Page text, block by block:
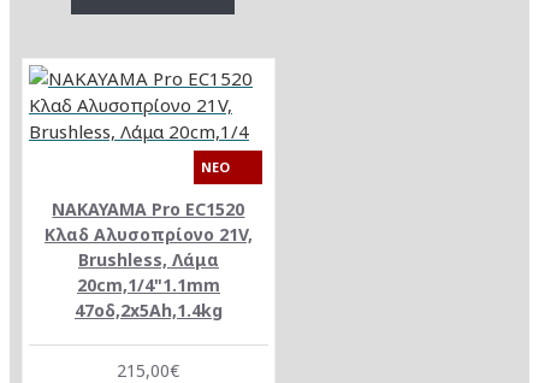
NEO
NAKAYAMA Pro EC1520
Κλαδ Αλυσοπρίονο 21V,
Brushless, Λάμα
20cm,1/4"1.1mm
47οδ,2x5Ah,1.4kg
215,00€